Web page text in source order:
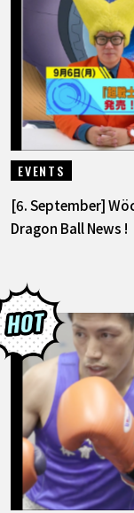
EVENTS
[6. September]
Dragon Ball News !